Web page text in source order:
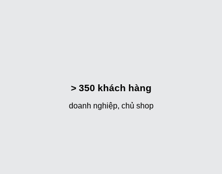
> 350 khách hàng
doanh nghiệp, chủ shop